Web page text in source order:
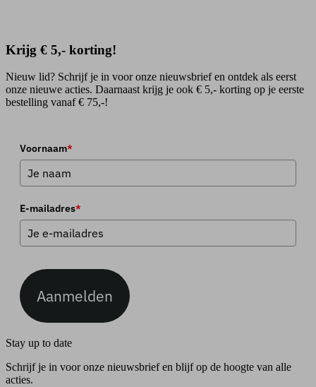
Krijg € 5,- korting!
Nieuw lid? Schrijf je in voor onze nieuwsbrief en ontdek als eerst
onze nieuwe acties. Daarnaast krijg je ook € 5,- korting op je eerste
bestelling vanaf € 75,-!
Voornaam*
E-mailadres*
Aanmelden
Stay up to date
Schrijf je in voor onze nieuwsbrief en blijf op de hoogte van alle
acties.